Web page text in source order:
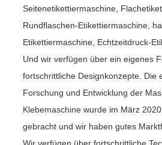
Seitenetikettiermaschine,
Rundflaschen-Etikettiermaschine,
Etikettiermaschine, Echtzeitdruck-
Und wir verfügen über ein eigenes
fortschrittliche Designkonzepte. Die
Forschung und Entwicklung der
Klebemaschine wurde im März
gebracht und wir haben gutes